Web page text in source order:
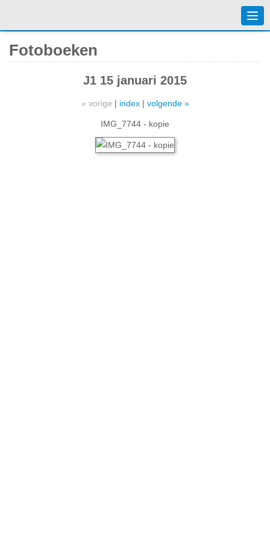
Fotoboeken
J1 15 januari 2015
« vorige | index| volgende »
IMG_7744 - kopie